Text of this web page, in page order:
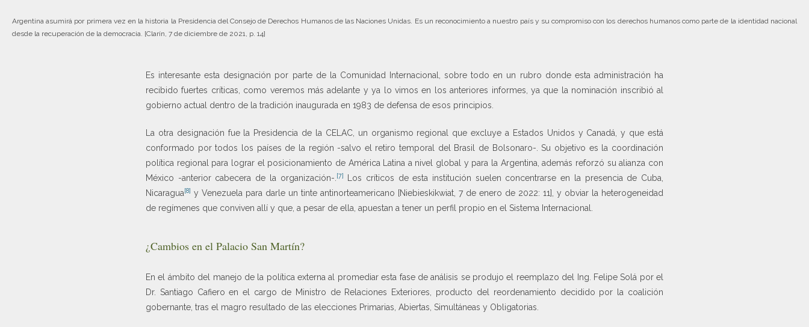
Argentina asumirá por primera vez en la historia la Presidencia del Consejo de Derechos Humanos de las Naciones Unidas. Es un reconocimiento a nuestro país y su compromiso con los derechos humanos como parte de la identidad nacional
desde la recuperación de la democracia. [Clarín, 7 de diciembre de 2021, p. 14]
Es interesante esta designación por parte de la Comunidad Internacional, sobre todo en un rubro donde esta administración ha
recibido fuertes críticas, como veremos más adelante y ya lo vimos en los anteriores informes, ya que la nominación inscribió al
gobierno actual dentro de la tradición inaugurada en 1983 de defensa de esos principios.
La otra designación fue la Presidencia de la CELAC, un organismo regional que excluye a Estados Unidos y Canadá, y que está
conformado por todos los países de la región -salvo el retiro temporal del Brasil de Bolsonaro-. Su objetivo es la coordinación
política regional para lograr el posicionamiento de América Latina a nivel global y para la Argentina, además reforzó su alianza con
México -anterior cabecera de la organización-.[7]
Los críticos de esta institución suelen concentrarse en la presencia de Cuba,
Nicaragua[8] y Venezuela para darle un tinte antinorteamericano [Niebieskikwiat, 7 de enero de 2022: 11], y obviar la heterogeneidad
de regímenes que conviven allí y que, a pesar de ella, apuestan a tener un perfil propio en el Sistema Internacional.
¿Cambios en el Palacio San Martín?
En el ámbito del manejo de la política externa al promediar esta fase de análisis se produjo el reemplazo del Ing. Felipe Solá por el
Dr. Santiago Cafiero en el cargo de Ministro de Relaciones Exteriores, producto del reordenamiento decidido por la coalición
gobernante, tras el magro resultado de las elecciones Primarias, Abiertas, Simultáneas y Obligatorias.